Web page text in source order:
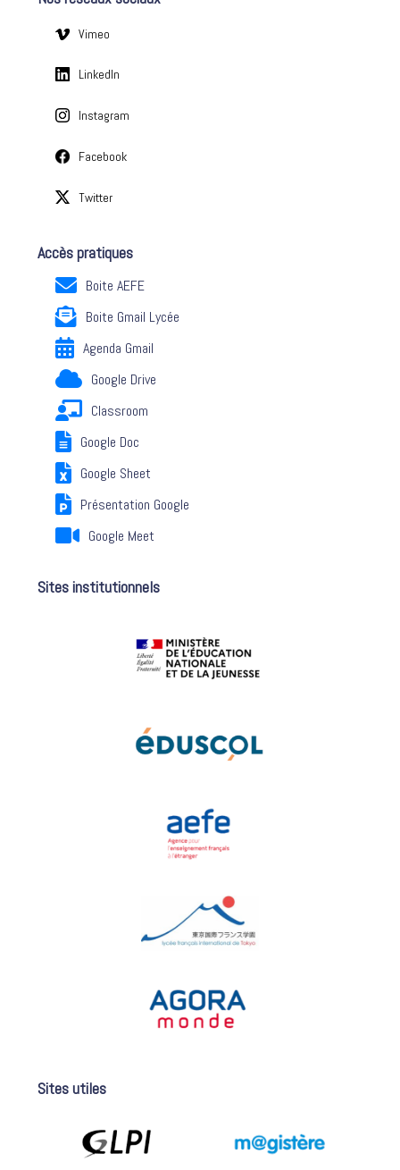
e
Vimeo
LinkedIn
Instagram
Facebook
Twitter
Accès pratiques
Boite AEFE
Boite Gmail Lycée
Agenda Gmail
Google Drive
Classroom
Google Doc
Google Sheet
Présentation Google
Google Meet
Sites institutionnels
Sites utiles